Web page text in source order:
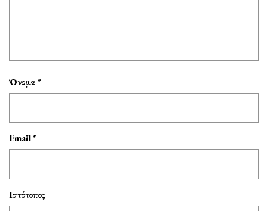
Όνομα*
Email*
Ιστότοπος